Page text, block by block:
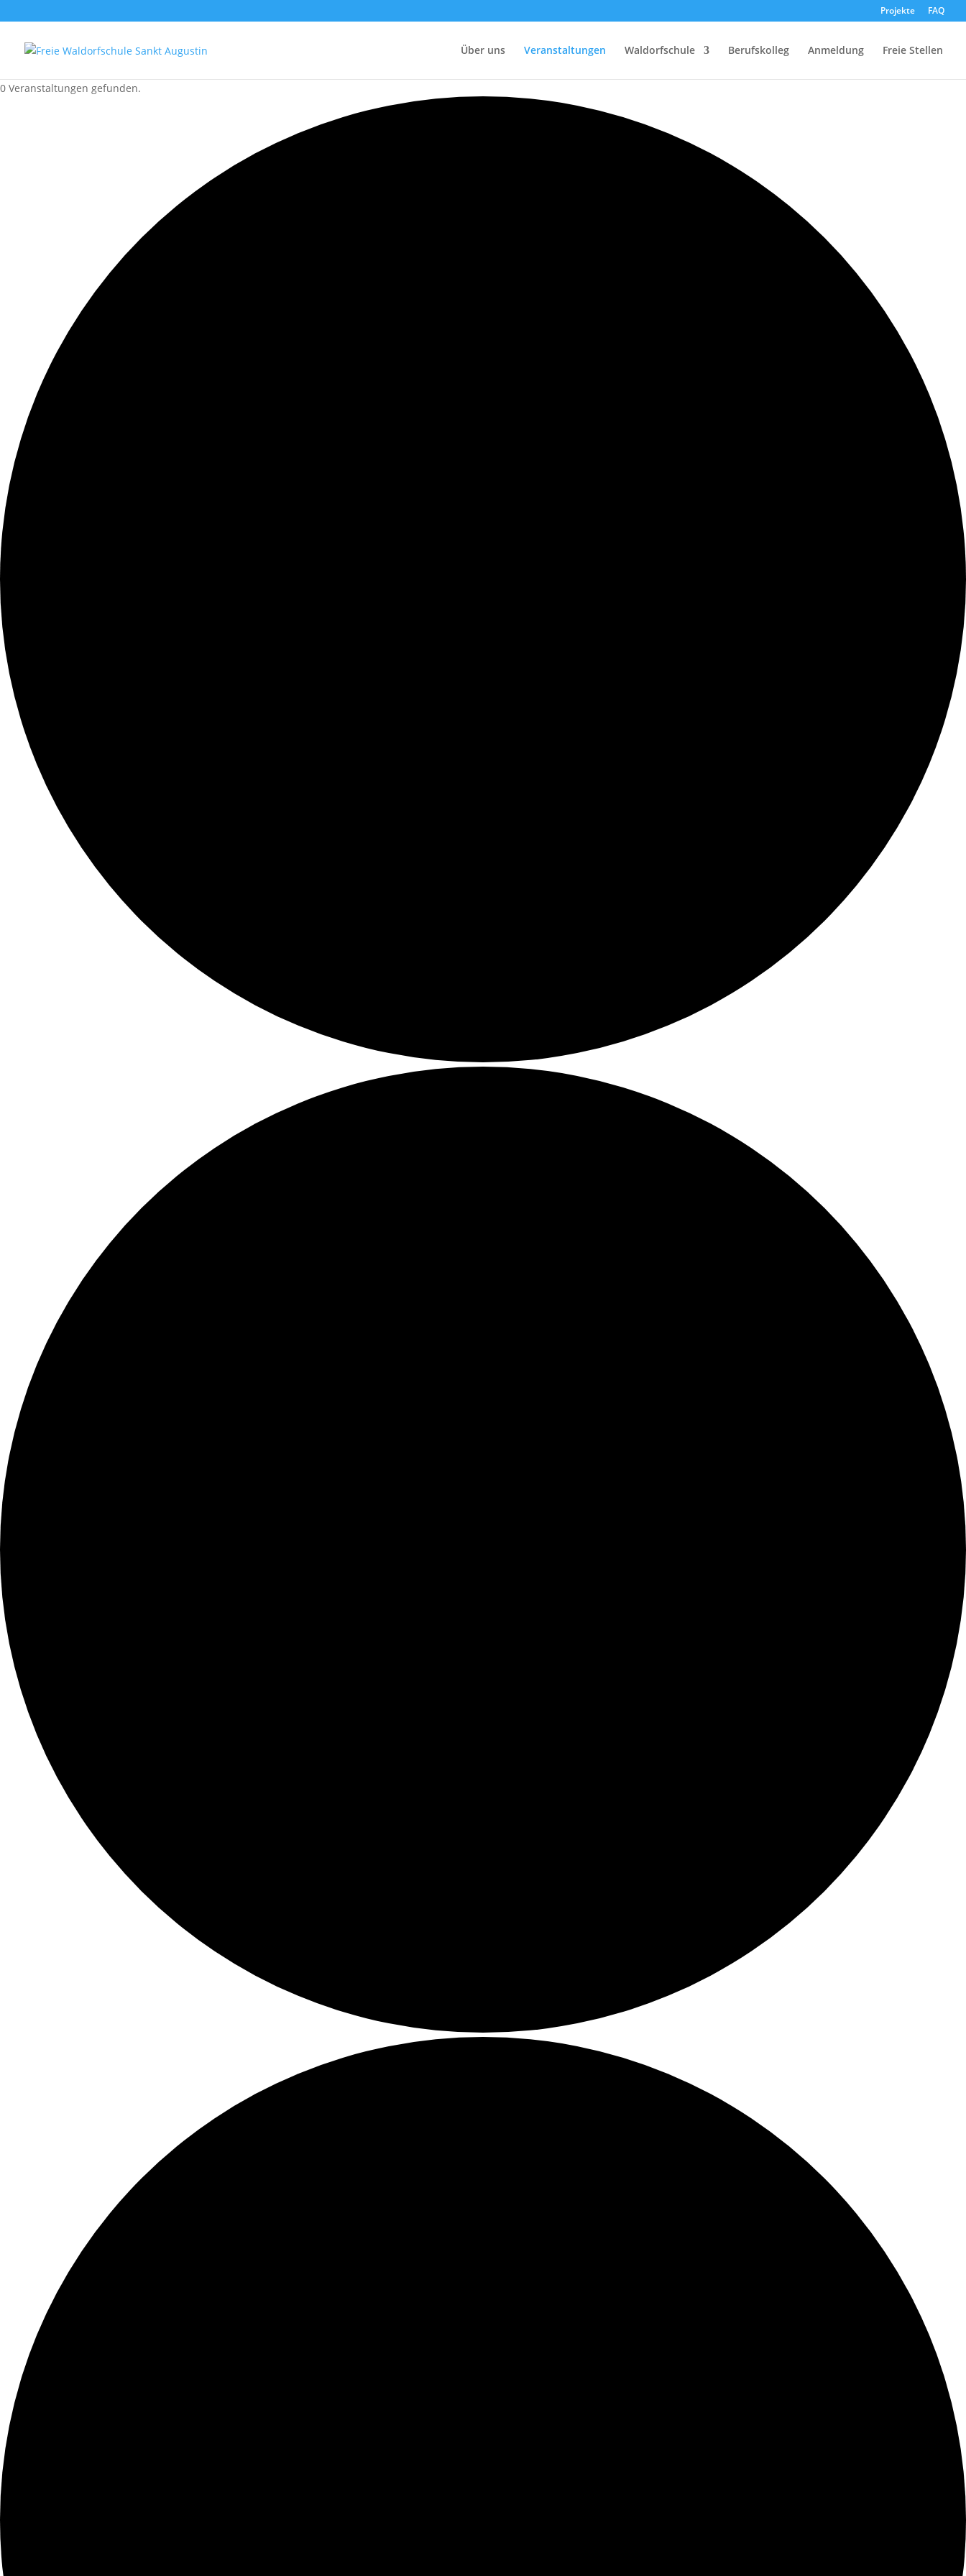
Projekte FAQ
Über uns Veranstaltungen Waldorfschule Berufskolleg Anmeldung Freie Stellen
0 Veranstaltungen gefunden.